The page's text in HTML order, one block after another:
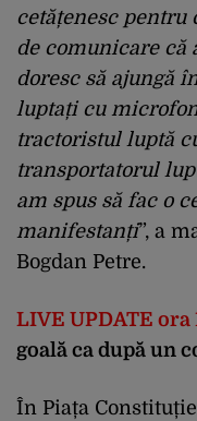
cetățenesc pentru
de comunicare
doresc să ajungă
luptați cu
tractoristul luptă
transportatorul
am spus să fac o
manifestanți”, a
Bogdan Petre.
LIVE UPDATE ora
goală ca după un
În Piața